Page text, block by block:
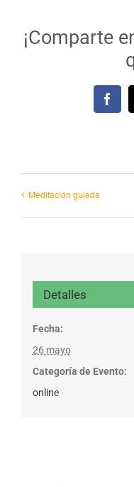
¡Comparte
Meditación guiada
Detalles
Fecha:
26 mayo
Categoría de Evento:
online